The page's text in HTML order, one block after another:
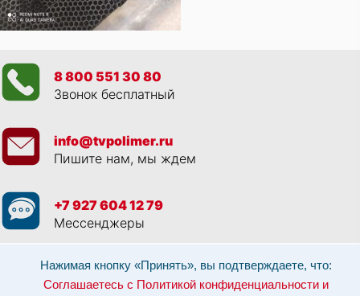
Нажимая кнопку «Принять», вы подтверждаете, что:
Соглашаетесь с Политикой конфиденциальности и
8 800 551 30 80
Звонок бесплатный
info@tvpolimer.ru
Пишите нам, мы ждем
+7 927 604 12 79
Мессенджеры
Просматривая данный веб сайт, и обращаясь к нам, вы:Соглашаетесь с
Разрешаете обработку персональных данных в соответствии с 152-ФЗ